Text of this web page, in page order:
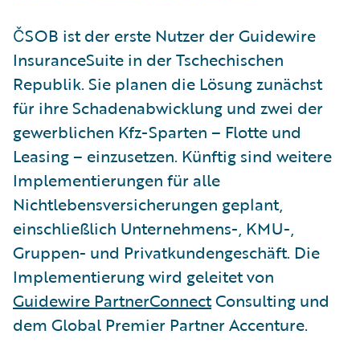
ČSOB ist der erste Nutzer der Guidewire
InsuranceSuite in der Tschechischen
Republik. Sie planen die Lösung zunächst
für ihre Schadenabwicklung und zwei der
gewerblichen Kfz-Sparten – Flotte und
Leasing – einzusetzen. Künftig sind weitere
Implementierungen für alle
Nichtlebensversicherungen geplant,
einschließlich Unternehmens-, KMU-,
Gruppen- und Privatkundengeschäft. Die
Implementierung wird geleitet von
Guidewire PartnerConnectConsulting und
dem Global Premier Partner Accenture.